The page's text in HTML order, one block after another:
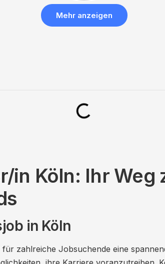
Mehr anzeigen
Köln: Ihr Weg
in Köln
für zahlreiche Jobsuchende eine